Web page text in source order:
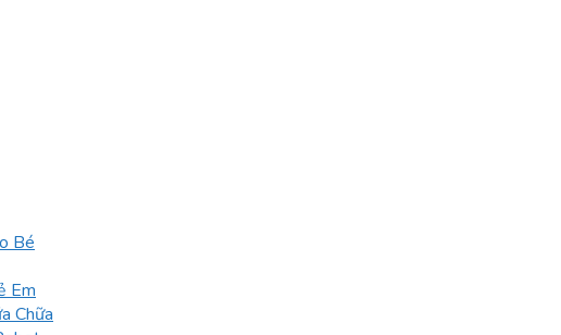
Bé
Em
Chữa